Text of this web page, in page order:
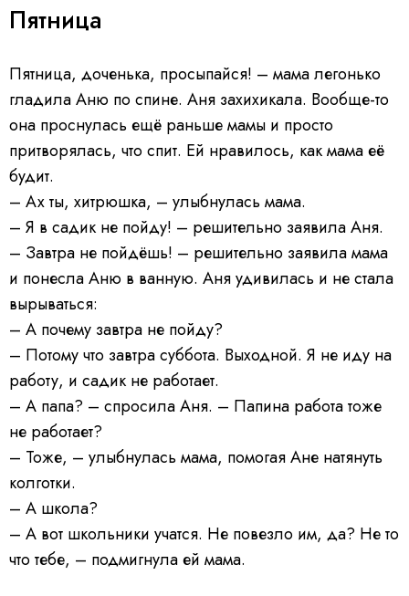
Пятница
Пятница, доченька, просыпайся! – мама легонько
гладила Аню по спине. Аня захихикала. Вообще-то
она проснулась ещё раньше мамы и просто
притворялась, что спит. Ей нравилось, как мама её
будит.
– Ах ты, хитрюшка, – улыбнулась мама.
– Я в садик не пойду! – решительно заявила Аня.
– Завтра не пойдёшь! – решительно заявила мама
и понесла Аню в ванную. Аня удивилась и не стала
вырываться:
– А почему завтра не пойду?
– Потому что завтра суббота. Выходной. Я не иду на
работу, и садик не работает.
– А папа? – спросила Аня. – Папина работа тоже
не работает?
– Тоже, – улыбнулась мама, помогая Ане натянуть
колготки.
– А школа?
– А вот школьники учатся. Не повезло им, да? Не то
что тебе, – подмигнула ей мама.